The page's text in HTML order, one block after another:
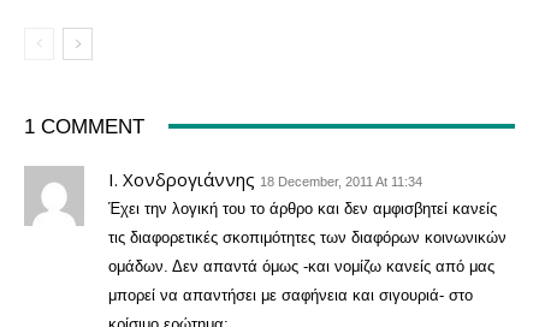
1 COMMENT
Ι. Χονδρογιάννης 18 December, 2011 At 11:34
Έχει την λογική του το άρθρο και δεν αμφισβητεί κανείς
τις διαφορετικές σκοπιμότητες των διαφόρων κοινωνικών
ομάδων. Δεν απαντά όμως -και νομίζω κανείς από μας
μπορεί να απαντήσει με σαφήνεια και σιγουριά- στο